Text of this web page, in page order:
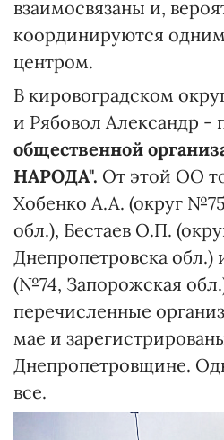
взаимосвязаны и,
координируются
центром.
В кировоградском
и Рябовол Александр -
общественной
НАРОДА". От этой ОО
Хобенко А.А. (округ
обл.), Бестаев О.П.
Днепропетровска обл.)
(№74, Запорожская
перечисленные
мае и
Днепропетровщине.
все.